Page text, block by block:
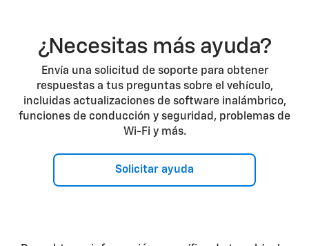
¿Necesitas más ayuda?
Envía una solicitud de soporte para obtener
respuestas a tus preguntas sobre el vehículo,
incluidas actualizaciones de software inalámbrico,
funciones de conducción y seguridad, problemas de
Wi-Fi y más.
Solicitar ayuda